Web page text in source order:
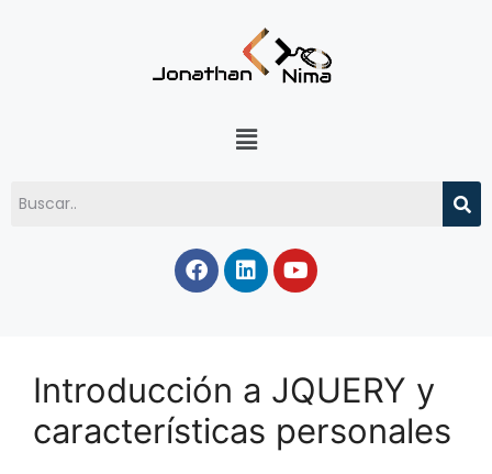
Introducción a JQUERY y
características personales